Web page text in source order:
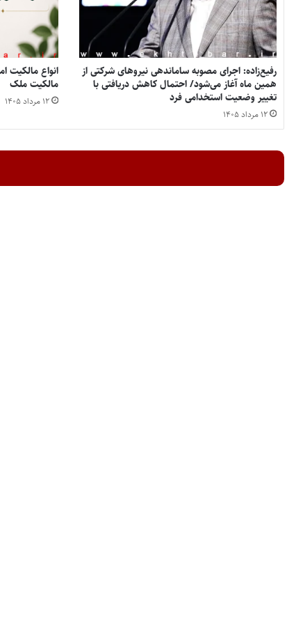
رفیع‌زاده: اجرای مصوبه ساماندهی نیروهای شرکتی از
همین ماه آغاز می‌شود/ احتمال کاهش دریافتی با
تغییر وضعیت استخدامی فرد
۱۲ مرداد ۱۴۰۵
مالکیت ملک
۱۲ مرداد ۱۴۰۵